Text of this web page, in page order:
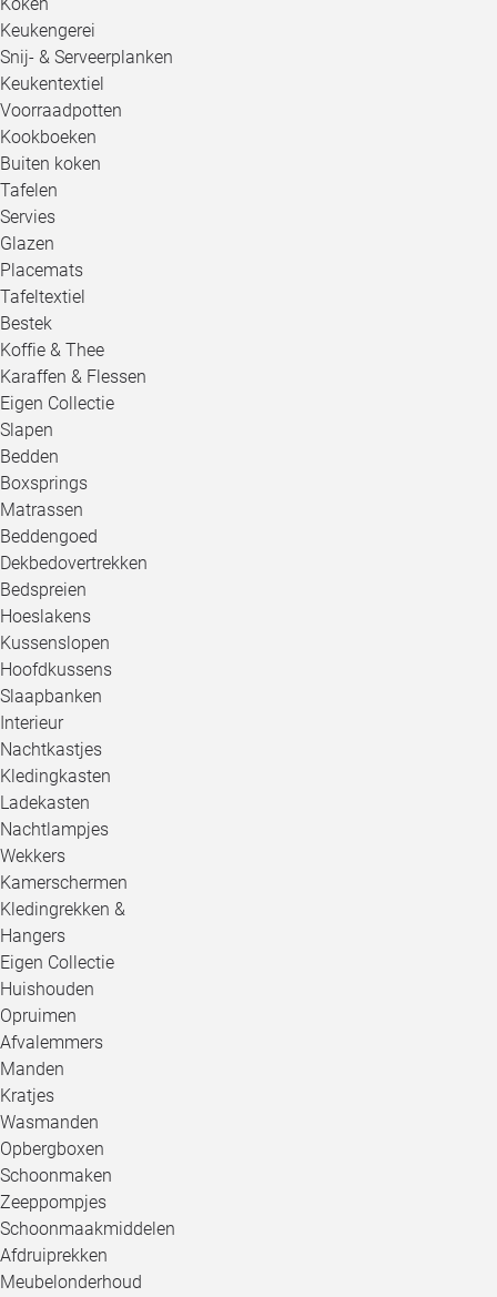
Keukengerei
Snij- & Serveerplanken
Keukentextiel
Voorraadpotten
Kookboeken
Buiten koken
Tafelen
Servies
Glazen
Placemats
Tafeltextiel
Bestek
Koffie & Thee
Karaffen & Flessen
Eigen Collectie
Slapen
Bedden
Boxsprings
Matrassen
Beddengoed
Dekbedovertrekken
Bedspreien
Hoeslakens
Kussenslopen
Hoofdkussens
Slaapbanken
Interieur
Nachtkastjes
Kledingkasten
Ladekasten
Nachtlampjes
Wekkers
Kamerschermen
Kledingrekken &
Hangers
Eigen Collectie
Huishouden
Opruimen
Afvalemmers
Manden
Kratjes
Wasmanden
Opbergboxen
Schoonmaken
Zeeppompjes
Schoonmaakmiddelen
Afdruiprekken
Meubelonderhoud